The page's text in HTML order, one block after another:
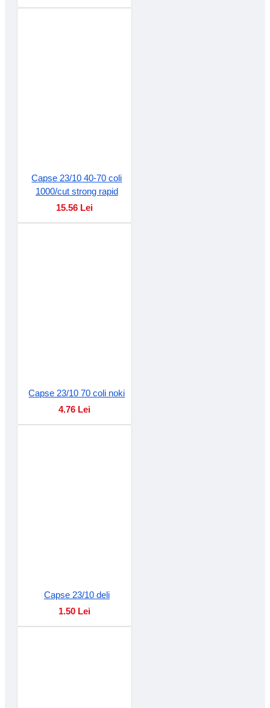
Capse 23/10 40-70 coli
1000/cut strong rapid
15.56 Lei
Capse 23/10 70 coli noki
4.76 Lei
Capse 23/10 deli
1.50 Lei